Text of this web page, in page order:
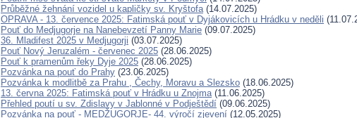
Průběžné žehnání vozidel u kapličky sv. Kryštofa(14.07.2025)
OPRAVA - 13. července 2025: Fatimská pouť v Dyjákovicích u Hrádku v neděli
Pouť do Medjugorje na Nanebevzetí Panny Marie (09.07.2025)
36. Mladifest 2025 v Medjugorji (03.07.2025)
Pouť Nový Jeruzalém - červenec 2025 (28.06.2025)
Pouť k pramenům řeky Dyje 2025 (28.06.2025)
Pozvánka na pouť do Prahy (23.06.2025)
Pozvánka k modlitbě za Prahu , Čechy, Moravu a Slezsko (18.06.2025)
13. června 2025: Fatimská pouť v Hrádku u Znojma(11.06.2025)
Přehled poutí u sv. Zdislavy v Jablonné v Podještědí (09.06.2025)
Pozvánka na pouť - MEDŽUGORJE- 44. výročí zjevení (12.05.2025)